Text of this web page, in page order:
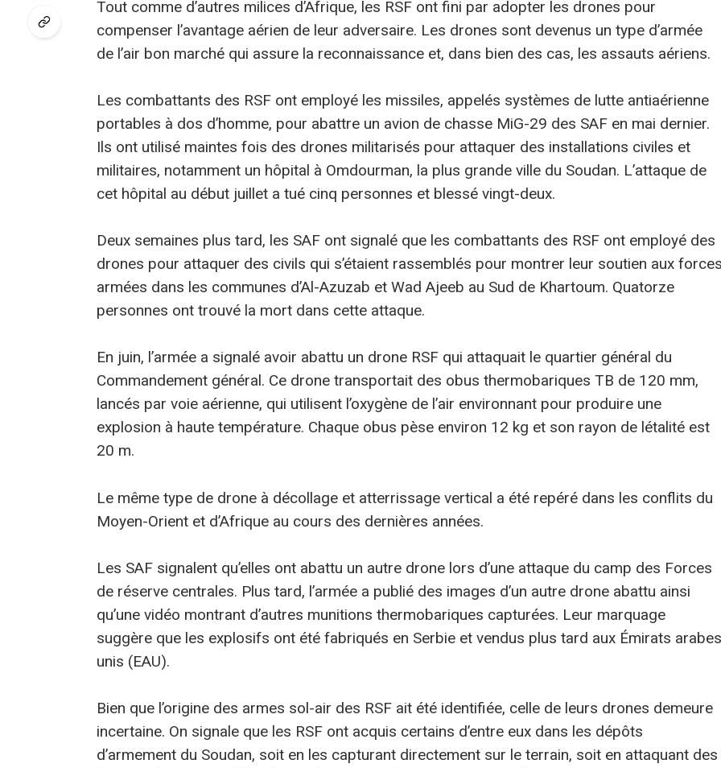
Tout comme d’autres milices d’Afrique, les RSF ont fini par adopter les drones pour
compenser l’avantage aérien de leur adversaire. Les drones sont devenus un type d’armée
de l’air bon marché qui assure la reconnaissance et, dans bien des cas, les assauts aériens.
Les combattants des RSF ont employé les missiles, appelés systèmes de lutte antiaérienne
portables à dos d’homme, pour abattre un avion de chasse MiG-29 des SAF en mai dernier.
Ils ont utilisé maintes fois des drones militarisés pour attaquer des installations civiles et
militaires, notamment un hôpital à Omdourman, la plus grande ville du Soudan. L’attaque de
cet hôpital au début juillet a tué cinq personnes et blessé vingt-deux.
Deux semaines plus tard, les SAF ont signalé que les combattants des RSF ont employé des
drones pour attaquer des civils qui s’étaient rassemblés pour montrer leur soutien aux
armées dans les communes d’Al-Azuzab et Wad Ajeeb au Sud de Khartoum. Quatorze
personnes ont trouvé la mort dans cette attaque.
En juin, l’armée a signalé avoir abattu un drone RSF qui attaquait le quartier général du
Commandement général. Ce drone transportait des obus thermobariques TB de 120 mm,
lancés par voie aérienne, qui utilisent l’oxygène de l’air environnant pour produire une
explosion à haute température. Chaque obus pèse environ 12 kg et son rayon de létalité est
20 m.
Le même type de drone à décollage et atterrissage vertical a été repéré dans les conflits du
Moyen-Orient et d’Afrique au cours des dernières années.
Les SAF signalent qu’elles ont abattu un autre drone lors d’une attaque du camp des Forces
de réserve centrales. Plus tard, l’armée a publié des images d’un autre drone abattu ainsi
qu’une vidéo montrant d’autres munitions thermobariques capturées. Leur marquage
suggère que les explosifs ont été fabriqués en Serbie et vendus plus tard aux Émirats arabes
unis (EAU).
Bien que l’origine des armes sol-air des RSF ait été identifiée, celle de leurs drones demeure
incertaine. On signale que les RSF ont acquis certains d’entre eux dans les dépôts
d’armement du Soudan, soit en les capturant directement sur le terrain, soit en attaquant des